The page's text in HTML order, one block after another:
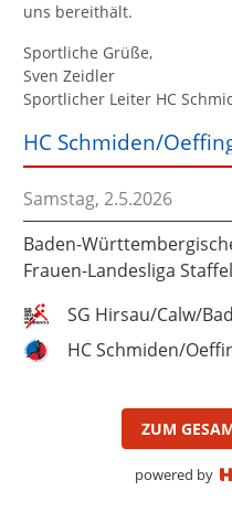
uns bereithält.
Sportliche Grüße,
Sven Zeidler
Sportlicher Leiter HC
HC Schmiden/
Samstag, 2.5.2026
Baden-
Frauen-Landesliga
SG Hirsau/Calw/
HC Schmiden/
ZUM
powered by